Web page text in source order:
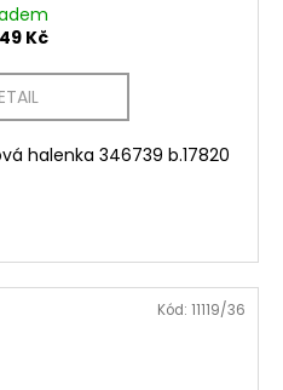
Kč
halenka 346739 b.17820
Kód: 11119/36